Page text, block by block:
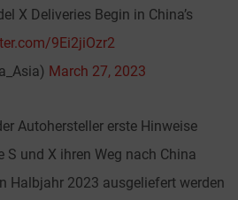
X Deliveries Begin in China’s
9Ei2jiOzr2
March 27, 2023
Autohersteller erste Hinweise
und X ihren Weg nach China
Halbjahr 2023 ausgeliefert werden